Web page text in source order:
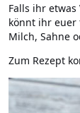
Falls ihr
könnt ihr euer
Milch, Sahne
Zum Rezept